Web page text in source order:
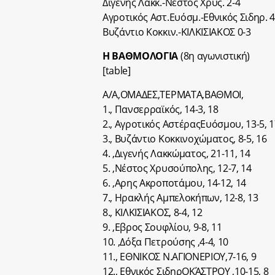
Αγροτικός Αστ.Ευόσμ.-Εθνικός Σιδηρ.
Βυζάντιο Κοκκιν.-ΚΙΛΚΙΣΙΑΚΟΣ 0-3
Η ΒΑΘΜΟΛΟΓΙΑ(8η αγωνιστική)
[table]
Α/Α,ΟΜΑΔΕΣ,ΤΕΡΜΑΤΑ,ΒΑΘΜΟΙ,
1., Πανσερραϊκός, 14-3, 18
2., Αγροτικός ΑστέραςΕυόσμου, 13-5,
3., Βυζάντιο Κοκκινοχώματος, 8-5, 16
4. ,Διγενής Λακκώματος, 21-11, 14
5. ,Νέστος Χρυσούπολης, 12-7, 14
6. ,Αρης Ακροποτάμου, 14-12, 14
7., Ηρακλής Αμπελοκήπων, 12-8, 13
8., ΚΙΛΚΙΣΙΑΚΟΣ, 8-4, 12
9. ,Εβρος Σουφλίου, 9-8, 11
10. ,Δόξα Πετρούσης ,4-4, 10
11., ΕΘΝΙΚΟΣ Ν.ΑΓΙΟΝΕΡΙΟΥ,7-16, 9
12., Εθνικός ΣιδηρΟΚΆΣΤΡΟΥ ,10-15, 8